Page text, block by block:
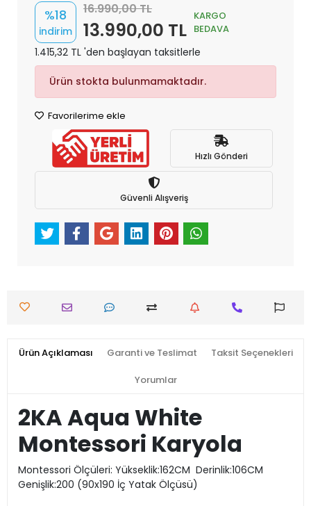
%18
indirim
16.990,00 TL
13.990,00 TL
KARGO
BEDAVA
1.415,32 TL 'den başlayan taksitlerle
Ürün stokta bulunmamaktadır.
Favorilerime ekle
Hızlı Gönderi
Güvenli Alışveriş
Ürün Açıklaması Garanti ve Teslimat Taksit Seçenekleri
Yorumlar
2KA Aqua White
Montessori Karyola
Montessori Ölçüleri: Yükseklik:162CM Derinlik:106CM
Genişlik:200 (90x190 İç Yatak Ölçüsü)